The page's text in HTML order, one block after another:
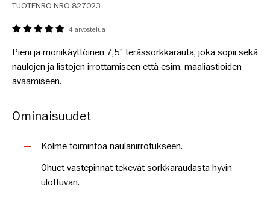
TUOTENRO NRO 827023
4 arvostelua
Pieni ja monikäyttöinen 7,5” terässorkkarauta, joka sopii sekä
naulojen ja listojen irrottamiseen että esim. maaliastioiden
avaamiseen.
Ominaisuudet
Kolme toimintoa naulanirrotukseen.
Ohuet vastepinnat tekevät sorkkaraudasta hyvin
ulottuvan.